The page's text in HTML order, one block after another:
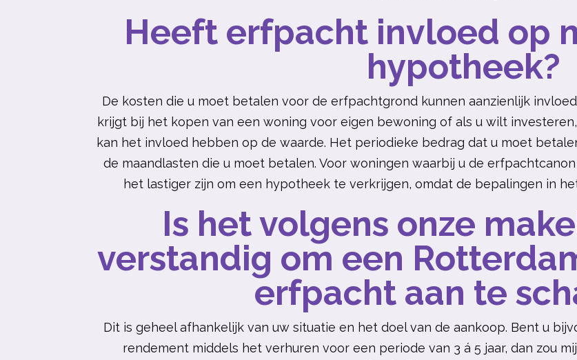
Heeft erfpacht invloed op
hypotheek?
De kosten die u moet betalen voor de erfpachtgrond kunnen aanzienlijk
krijgt bij het kopen van een woning voor eigen bewoning of als u wilt investeren
kan het invloed hebben op de waarde. Het periodieke bedrag dat u moet
de maandlasten die u moet betalen. Voor woningen waarbij u de
het lastiger zijn om een hypotheek te verkrijgen, omdat de bepalingen in
Is het volgens onze
verstandig om een
erfpacht aan te
Dit is geheel afhankelijk van uw situatie en het doel van de aankoop. Bent u
rendement middels het verhuren voor een periode van 3 á 5 jaar, dan zou